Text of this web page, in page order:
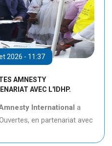
2026 - 11:37
AMNESTY
AVEC L'IDHP.
International a
en partenariat avec